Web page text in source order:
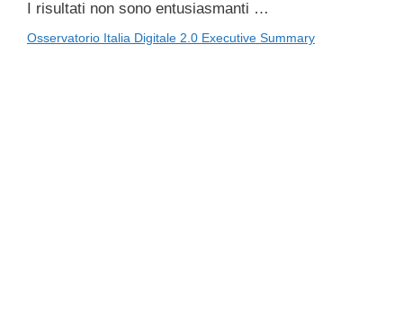
k
I risultati non sono entusiasmanti …
Osservatorio Italia Digitale 2.0 Executive Summary